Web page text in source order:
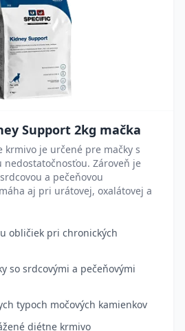
Support 2kg mačka
krmivo je určené pre mačky s
Zároveň je
a pečeňovou
aj pri urátovej, oxalátovej a
obličiek pri chronických
so srdcovými a pečeňovými
typoch močových kamienkov
diétne krmivo